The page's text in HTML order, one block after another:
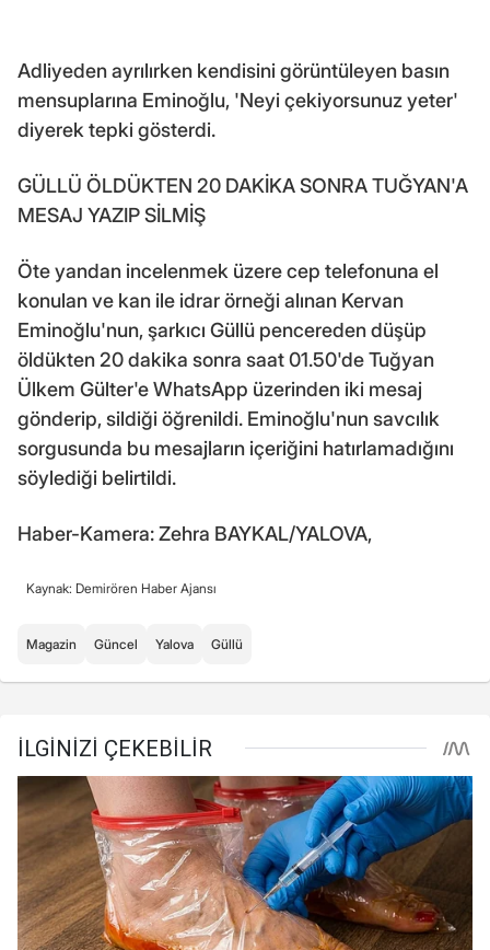
Adliyeden ayrılırken kendisini görüntüleyen basın
mensuplarına Eminoğlu, 'Neyi çekiyorsunuz yeter'
diyerek tepki gösterdi.
GÜLLÜ ÖLDÜKTEN 20 DAKİKA SONRA TUĞYAN'A
MESAJ YAZIP SİLMİŞ
Öte yandan incelenmek üzere cep telefonuna el
konulan ve kan ile idrar örneği alınan Kervan
Eminoğlu'nun, şarkıcı Güllü pencereden düşüp
öldükten 20 dakika sonra saat 01.50'de Tuğyan
Ülkem Gülter'e WhatsApp üzerinden iki mesaj
gönderip, sildiği öğrenildi. Eminoğlu'nun savcılık
sorgusunda bu mesajların içeriğini hatırlamadığını
söylediği belirtildi.
Haber-Kamera: Zehra BAYKAL/YALOVA,
Kaynak: Demirören Haber Ajansı
Magazin Güncel Yalova Güllü